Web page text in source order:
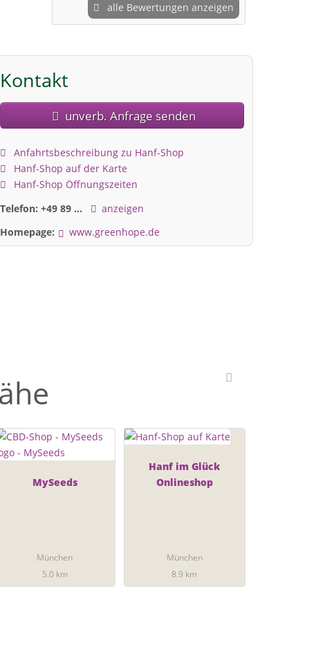
alle Bewertungen anzeigen
Kontakt
unverb. Anfrage senden
Anfahrtsbeschreibung zu Hanf-Shop
Hanf-Shop auf der Karte
Hanf-Shop Öffnungszeiten
Telefon:+49 89 ...
anzeigen
Homepage:
www.greenhope.de
MySeeds
München
5.0 km
Hanf im Glück
Onlineshop
München
8.9 km